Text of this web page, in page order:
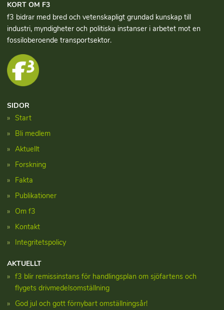
KORT OM F3
f3 bidrar med bred och vetenskapligt grundad kun­skap till
industri, myndigheter och politiska instanser i arbetet mot en
fossiloberoende transportsektor.
SIDOR
Start
Bli medlem
Aktuellt
Forskning
Fakta
Publikationer
Om f3
Kontakt
Integritetspolicy
AKTUELLT
f3 blir remissinstans för handlingsplan om sjöfartens och
flygets drivmedelsomställning
God jul och gott förnybart omställningsår!